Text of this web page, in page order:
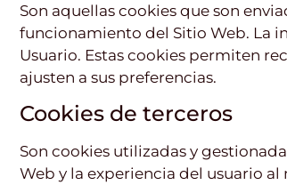
Son aquellas cookies que son
funcionamiento del Sitio Web. La
Usuario. Estas cookies permiten
ajusten a sus preferencias.
Cookies de terceros
Son cookies utilizadas y
Web y la experiencia del usuario